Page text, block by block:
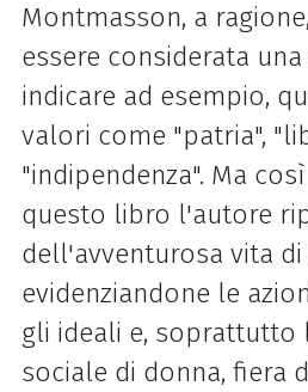
Montmasson, a
essere considerata
indicare ad esempio,
valori come "patria",
"indipendenza". Ma
questo libro l'autore
dell'avventurosa vita di
evidenziandone le
gli ideali e, soprattutto
sociale di donna, fiera